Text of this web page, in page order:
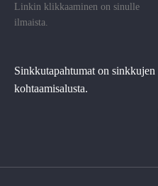
Linkin klikkaaminen on sinulle
ilmaista.
Sinkkutapahtumat on sinkkujen
kohtaamisalusta.